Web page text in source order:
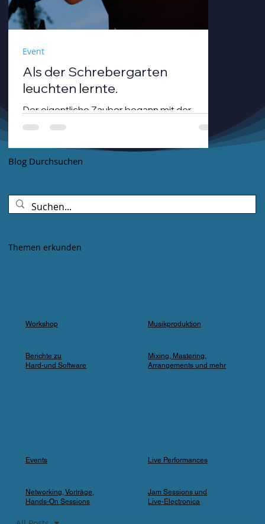
Als der Schrebergarten
leuchten lernte.
Der eigentliche Zauber begann mit der
Dämmerung. André Neumann alias nthirteen
strich mit einem Geigenbogen über seine E-
Gitarre, während die Sonne unterging.
Farbspots in Türkis, Lila und Blau – die
„Erdbeere" versank für ein paar Minuten in
einfach nicht erwartet.
Event
Themen erkunden
Workshop
Berichte zu
Hard-und Software
Musikproduktion
Mixing, Mastering,
Arrangements und mehr
Events
Networking, Vorträge,
Hands-On Sessions
Live Performances
Jam Sessions und
Live-Electronica
Blog Durchsuchen